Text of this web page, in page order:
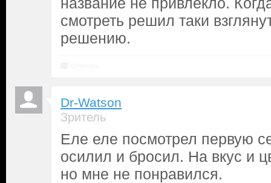
смотреть решил таки
решению.
Dr-Watson
Зритель
Еле еле посмотрел первую
осилил и бросил. На вкус и
но мне не понравился.